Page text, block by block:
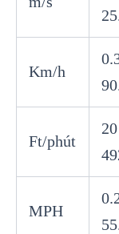
Km/h
Ft/phút
MPH